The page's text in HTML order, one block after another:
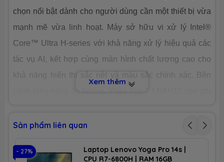
VGA tích
Intel® Graphics™
None
MÀN HÌNH HIỂN THỊ (LCD)
Kích thước 14.5-inch (16:10)
chọn nổi bật dành cho người dùng cần một thiết bị vừa
mạnh mẽ vừa linh hoạt. Máy sở hữu vi xử lý Intel®
Core™ Ultra H-series với khả năng xử lý hiệu quả các
tác vụ AI, kết hợp cùng màn hình chất lượng cao cho
khả năng hiển thị sắc nét và màu sắc chính xác. Bên
lượng pin tối ưu. Đây là mẫu laptop phù hợp với nhân
viên cũng như những ai đang tìm kiếm một chiếc máy
Xem thêm
Sản phẩm liên quan
- 27%
Laptop Lenovo Yoga Pro 14s |
CPU R7-6800H | RAM 16GB